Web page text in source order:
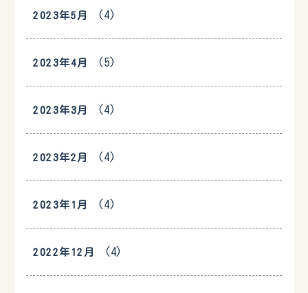
2023年5月 (4)
2023年4月 (5)
2023年3月 (4)
2023年2月 (4)
2023年1月 (4)
2022年12月 (4)